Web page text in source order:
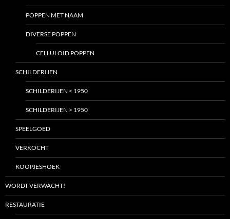
POPPEN MET NAAM
DIVERSE POPPEN
CELLULOID POPPEN
SCHILDERIJEN
SCHILDERIJEN < 1950
SCHILDERIJEN > 1950
SPEELGOED
VERKOCHT
KOOPJESHOEK
WORDT VERWACHT!
RESTAURATIE